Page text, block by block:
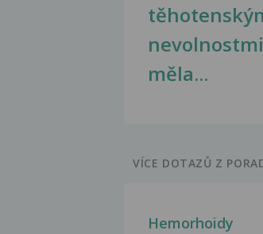
nevolnostmi
měla...
VÍCE DOTAZŮ Z
Hemorhoidy